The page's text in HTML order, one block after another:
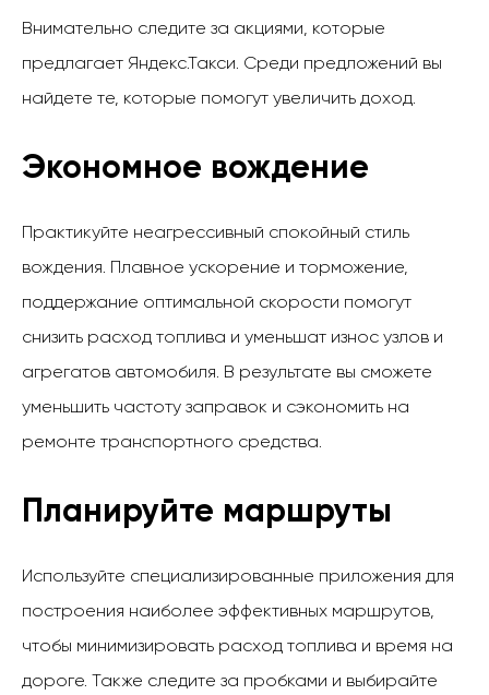
Внимательно следите за акциями, которые
предлагает Яндекс.Такси. Среди предложений вы
найдете те, которые помогут увеличить доход.
Экономное вождение
Практикуйте неагрессивный спокойный стиль
вождения. Плавное ускорение и торможение,
поддержание оптимальной скорости помогут
снизить расход топлива и уменьшат износ узлов и
агрегатов автомобиля. В результате вы сможете
уменьшить частоту заправок и сэкономить на
ремонте транспортного средства.
Планируйте маршруты
Используйте специализированные приложения для
построения наиболее эффективных маршрутов,
чтобы минимизировать расход топлива и время на
дороге. Также следите за пробками и выбирайте